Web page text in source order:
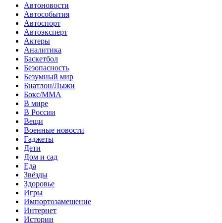
Автоновости
Автособытия
Автоспорт
Автоэксперт
Актеры
Аналитика
Баскетбол
Безопасность
Безумный мир
Биатлон/Лыжи
Бокс/MMA
В мире
В России
Вещи
Военные новости
Гаджеты
Дети
Дом и сад
Еда
Звёзды
Здоровье
Игры
Импортозамещение
Интернет
Истории